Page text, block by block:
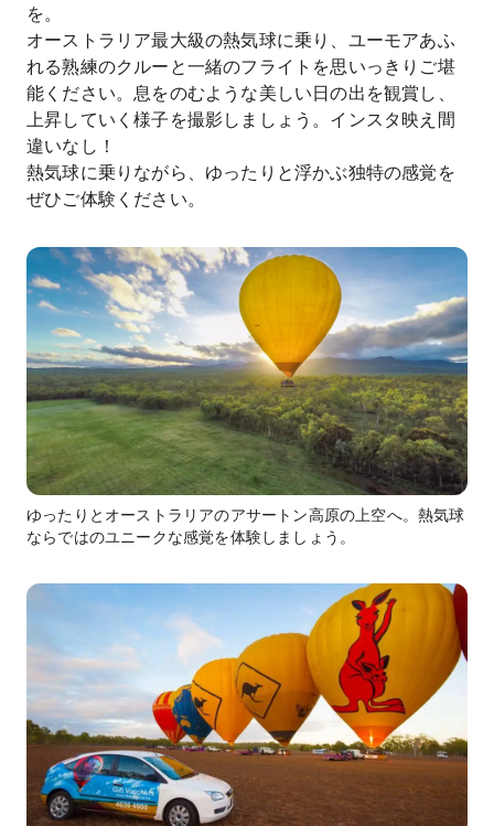
を。
オーストラリア最大級の熱気球に乗り、ユーモアあふ
れる熟練のクルーと一緒のフライトを思いっきりご堪
能ください。息をのむような美しい日の出を観賞し、
上昇していく様子を撮影しましょう。インスタ映え間
違いなし！
熱気球に乗りながら、ゆったりと浮かぶ独特の感覚を
ぜひご体験ください。
ゆったりとオーストラリアのアサートン高原の上空へ。熱気球
ならではのユニークな感覚を体験しましょう。